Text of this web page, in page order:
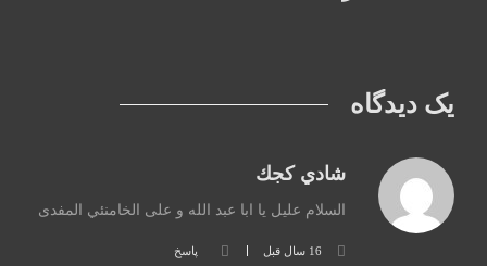
یک دیدگاه
شادي كجك
السلام عليل يا ابا عبد الله و على الخامنئي المفدى
16 سال قبل پاسخ